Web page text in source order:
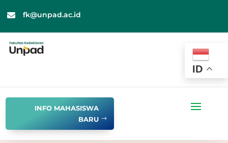
 fk@unpad.ac.id
ID
INFO MAHASISWA
BARU